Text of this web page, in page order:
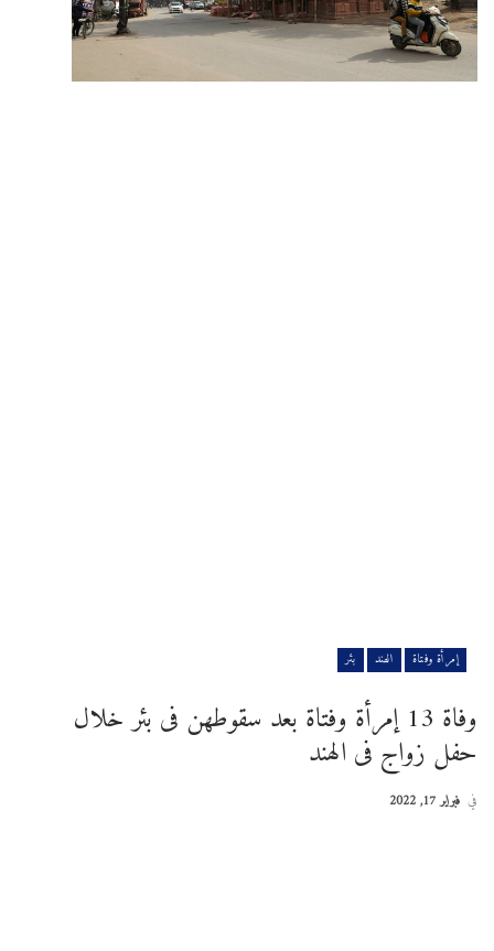
إمرأة وفتاة الهند بئر
وفاة 13 إمرأة وفتاة بعد سقوطهن فى بئر خلال
حفل زواج فى الهند
في فبراير 17, 2022